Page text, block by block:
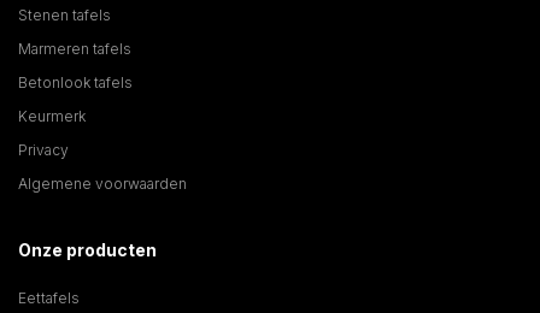
Stenen tafels
Marmeren tafels
Betonlook tafels
Keurmerk
Privacy
Algemene voorwaarden
Onze producten
Eettafels